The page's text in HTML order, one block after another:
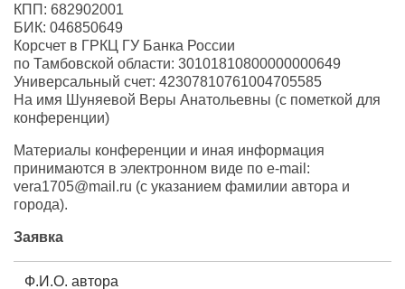
КПП: 682902001
БИК: 046850649
Корсчет в ГРКЦ ГУ Банка России
по Тамбовской области: 30101810800000000649
Универсальный счет: 42307810761004705585
На имя Шуняевой Веры Анатольевны (с пометкой для
конференции)
Материалы конференции и иная информация
принимаются в электронном виде по е-mail:
vera1705@mail.ru (с указанием фамилии автора и
города).
Заявка
Ф.И.О. автора